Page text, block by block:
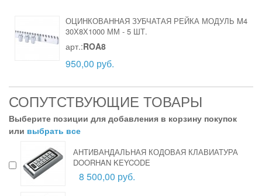
ОЦИНКОВАННАЯ ЗУБЧАТАЯ РЕЙКА МОДУЛЬ M4
30Х8Х1000 ММ - 5 ШТ.
арт.:ROA8
950,00 руб.
СОПУТСТВУЮЩИЕ ТОВАРЫ
Выберите позиции для добавления в корзину покупок
или выбрать все
АНТИВАНДАЛЬНАЯ КОДОВАЯ КЛАВИАТУРА
DOORHAN KEYCODE
8 500,00 руб.